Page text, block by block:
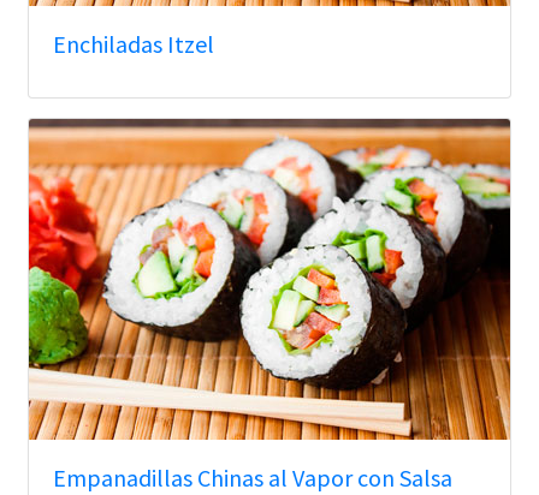
Enchiladas Itzel
Empanadillas Chinas al Vapor con Salsa